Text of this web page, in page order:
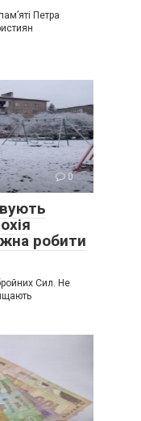
Петра
0
робити
Сил. Не